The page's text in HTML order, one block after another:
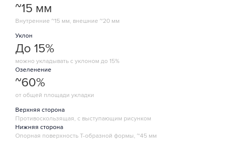
~15 мм
Внутренние ~15 мм, внешние ~20 мм
Уклон
До 15%
можно укладывать с уклоном до 15%
Озеленение
~60%
от общей площади укладки
Верхняя сторона
Противоскользящая, с выступающим рисунком
Нижняя сторона
Опорная поверхность Т-образной формы, ~45 мм